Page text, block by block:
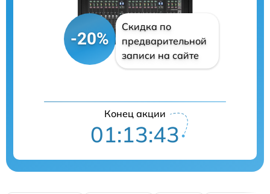
-20%
Скидка по
предварительной
записи на сайте
Конец акции
01:13:42